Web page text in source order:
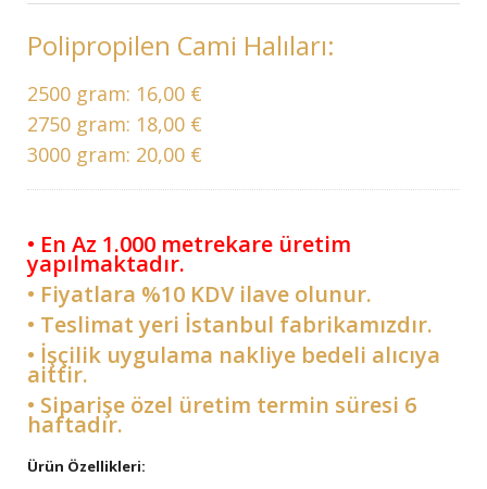
Polipropilen Cami Halıları:
2500 gram: 16,00 €
2750 gram: 18,00 €
3000 gram: 20,00 €
• En Az 1.000 metrekare üretim
yapılmaktadır.
• Fiyatlara %10 KDV ilave olunur.
• Teslimat yeri İstanbul fabrikamızdır.
• İşçilik uygulama nakliye bedeli alıcıya
aittir.
• Siparişe özel üretim termin süresi 6
haftadır.
Ürün Özellikleri: